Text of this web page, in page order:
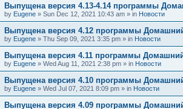
Выпущена версия 4.13-4.14 программы
by Eugene » Sun Dec 12, 2021 10:43 am » in Новости
Выпущена версия 4.12 программы
by Eugene » Thu Sep 09, 2021 3:35 pm » in Новости
Выпущена версия 4.11 программы
by Eugene » Wed Aug 11, 2021 2:38 pm » in Новости
Выпущена версия 4.10 программы
by Eugene » Wed Jul 07, 2021 8:09 pm » in Новости
Выпущена версия 4.09 программы